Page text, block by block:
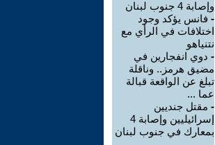
وإصابة 4 جنوب لبنان
- فانس يؤكد وجود
اختلافات في الرأي مع
نتنياهو
- دوي انفجارين في
مضيق هرمز.. وناقلة
تبلغ عن الواقعة قبالة
عما ...
- مقتل جنديين
إسرائيليين وإصابة 4
بمعارك في جنوب لبنان